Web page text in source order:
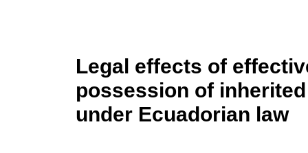
Legal effects of
possession of
under Ecuadorian law